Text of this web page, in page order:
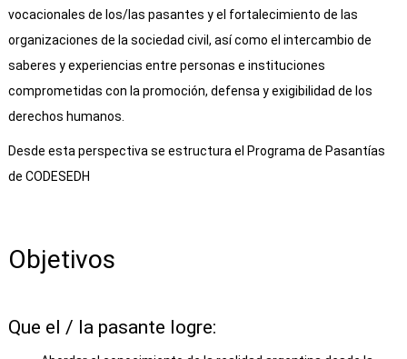
vocacionales de los/las pasantes y el fortalecimiento de las
organizaciones de la sociedad civil, así como el intercambio de
saberes y experiencias entre personas e instituciones
comprometidas con la promoción, defensa y exigibilidad de los
derechos humanos.
Desde esta perspectiva se estructura el Programa de Pasantías
de CODESEDH
Objetivos
Que el / la pasante logre: